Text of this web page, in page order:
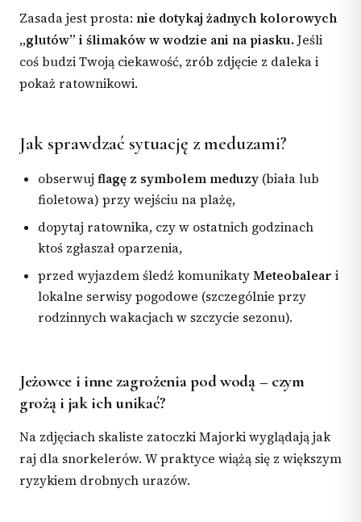
Zasada jest prosta: nie dotykaj żadnych kolorowych
„glutów” i ślimaków w wodzie ani na piasku. Jeśli
coś budzi Twoją ciekawość, zrób zdjęcie z daleka i
pokaż ratownikowi.
Jak sprawdzać sytuację z meduzami?
obserwujflagę z symbolem meduzy (biała lub
fioletowa) przy wejściu na plażę,
dopytaj ratownika, czy w ostatnich godzinach
ktoś zgłaszał oparzenia,
przed wyjazdem śledź komunikatyMeteobalear i
lokalne serwisy pogodowe (szczególnie przy
rodzinnych wakacjach w szczycie sezonu).
Jeżowce i inne zagrożenia pod wodą – czym
grożą i jak ich unikać?
Na zdjęciach skaliste zatoczki Majorki wyglądają jak
raj dla snorkelerów. W praktyce wiążą się z większym
ryzykiem drobnych urazów.